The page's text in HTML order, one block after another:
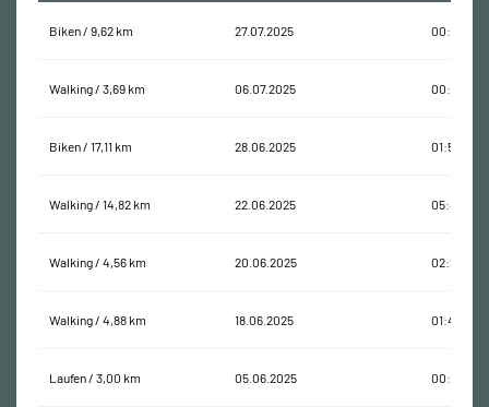
Biken / 9,62 km 27.07.2025 00:32:37
Walking / 3,69 km 06.07.2025 00:55:03
Biken / 17,11 km 28.06.2025 01:56:01
Walking / 14,82 km 22.06.2025 05:48:02
Walking / 4,56 km 20.06.2025 02:25:10
Walking / 4,88 km 18.06.2025 01:46:40
Laufen / 3,00 km 05.06.2025 00:23:03